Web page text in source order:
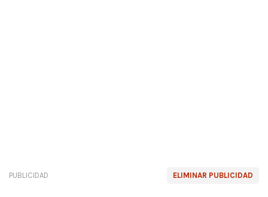
ELIMINAR PUBLICIDAD
PUBLICIDAD